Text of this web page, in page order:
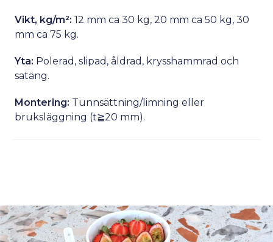
Vikt, kg/m²: 12 mm ca 30 kg, 20 mm ca 50 kg, 30
mm ca 75 kg.
Yta: Polerad, slipad, åldrad, krysshammrad och
satäng.
Montering: Tunnsättning/limning eller
bruksläggning (t≧20 mm).